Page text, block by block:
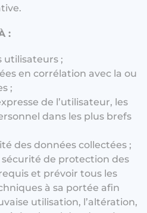
:
utilisateurs ;
en corrélation avec la ou
;
de l’utilisateur, les
dans les plus brefs
des données collectées ;
de protection des
et prévoir tous les
à sa portée afin
utilisation, l’altération,